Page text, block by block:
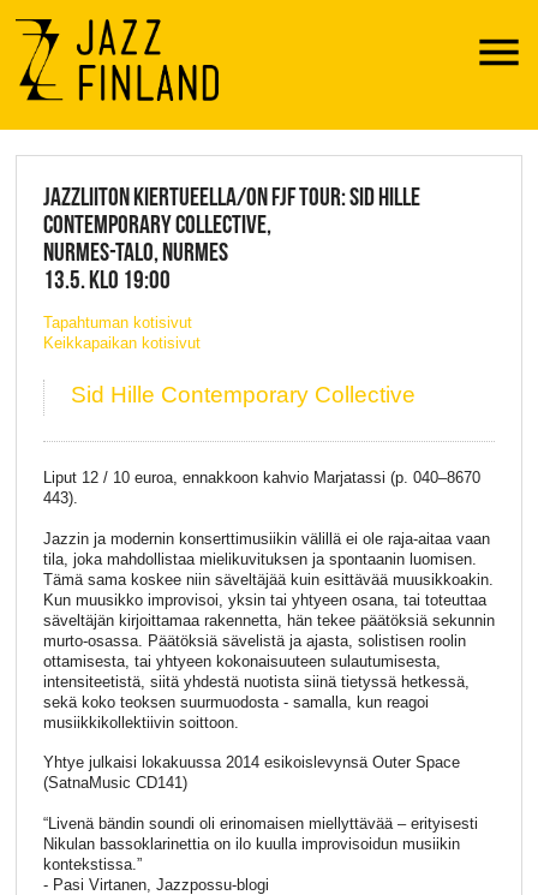
Menu
JAZZ FINLAND LIVE
JAZZLIITON KIERTUEELLA/ON FJF TOUR: SID HILLE
CONTEMPORARY COLLECTIVE,
NURMES-TALO, NURMES
13.5. KLO 19:00
Tapahtuman kotisivut
Keikkapaikan kotisivut
Sid Hille Contemporary Collective
Liput 12 / 10 euroa, ennakkoon kahvio Marjatassi (p. 040–8670
443).
Jazzin ja modernin konserttimusiikin välillä ei ole raja-aitaa vaan
tila, joka mahdollistaa mielikuvituksen ja spontaanin luomisen.
Tämä sama koskee niin säveltäjää kuin esittävää muusikkoakin.
Kun muusikko improvisoi, yksin tai yhtyeen osana, tai toteuttaa
säveltäjän kirjoittamaa rakennetta, hän tekee päätöksiä sekunnin
murto-osassa. Päätöksiä sävelistä ja ajasta, solistisen roolin
ottamisesta, tai yhtyeen kokonaisuuteen sulautumisesta,
intensiteetistä, siitä yhdestä nuotista siinä tietyssä hetkessä,
sekä koko teoksen suurmuodosta - samalla, kun reagoi
musiikkikollektiivin soittoon.
Yhtye julkaisi lokakuussa 2014 esikoislevynsä Outer Space
(SatnaMusic CD141)
“Livenä bändin soundi oli erinomaisen miellyttävää – erityisesti
Nikulan bassoklarinettia on ilo kuulla improvisoidun musiikin
kontekstissa.”
- Pasi Virtanen, Jazzpossu-blogi